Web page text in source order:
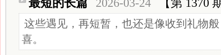
最短的长篇 2026-03-24 【第 1370
这些遇见，再短暂，也还是像收到礼物
喜。